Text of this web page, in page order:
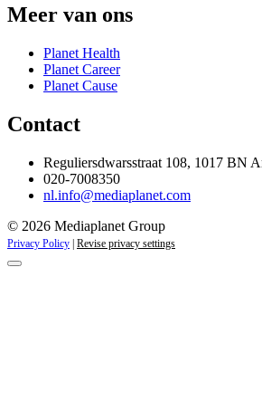
Meer van ons
Planet Health
Planet Career
Planet Cause
Contact
Reguliersdwarsstraat 108, 1017 BN
020-7008350
nl.info@mediaplanet.com
© 2026 Mediaplanet Group
Privacy Policy | Revise privacy settings